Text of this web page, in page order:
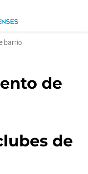
barrio
de
de